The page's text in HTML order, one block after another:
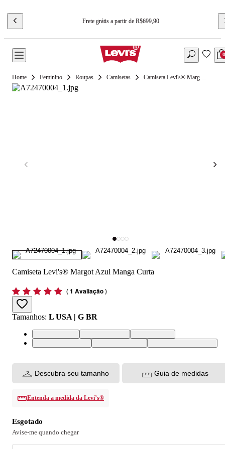
Frete grátis a partir de R$699,90
0
Feminino Roupas Camisetas Camiseta Levi's® Margot Azul Manga Curta
Camiseta Levi's® Margot Azul Manga Curta
(1 Avaliação)
Tamanhos: L USA | G BR
L USA | G BRM USA | M BRS USA | P BR
XL USA | GG BRXS USA | PP BRXXL USA | EGG BR
Descubra seu tamanho Guia de medidas
Entenda a medida da Levi’s®
Esgotado
Avise-me quando chegar